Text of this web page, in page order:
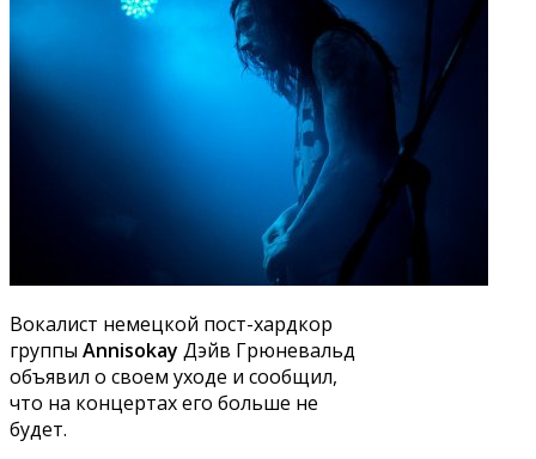
Вокалист немецкой пост-хардкор
группы Annisokay Дэйв Грюневальд
объявил о своем уходе и сообщил,
что на концертах его больше не
будет.